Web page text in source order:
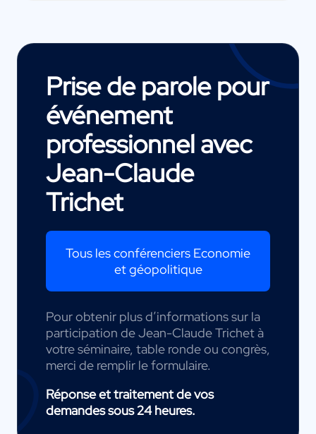
Prise de parole pour
événement
professionnel avec
Jean-Claude
Trichet
Tous les conférenciers Economie
et géopolitique
Pour obtenir plus d’informations sur la
participation de Jean-Claude Trichet à
votre séminaire, table ronde ou congrès,
merci de remplir le formulaire.
Réponse et traitement de vos
demandes sous 24 heures.